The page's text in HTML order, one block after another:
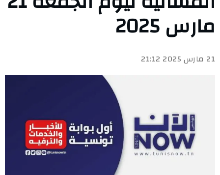
مارس 2025
21 مارس 2025 21:12